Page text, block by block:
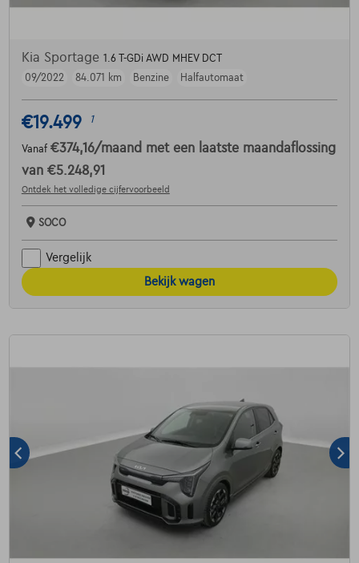
Kia Sportage 1.6 T-GDi AWD MHEV DCT
09/2022
84.071 km Benzine Halfautomaat
€19.499 1
Vanaf €374,16/maand met een laatste maandaflossing
van €5.248,91
Ontdek het volledige cijfervoorbeeld
SOCO
Vergelijk
Bekijk wagen